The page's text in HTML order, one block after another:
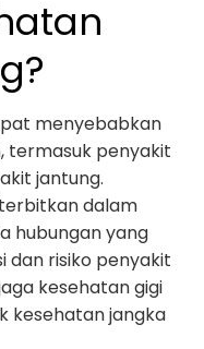
menyebabkan
termasuk penyakit
jantung.
dalam
hubungan yang
dan risiko penyakit
kesehatan gigi
kesehatan jangka